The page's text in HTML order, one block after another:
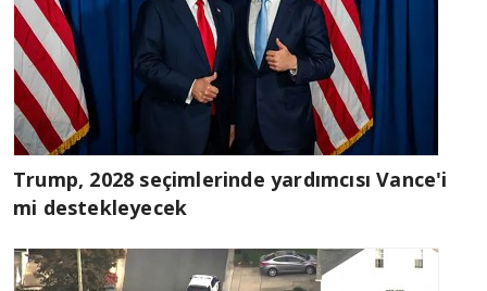
Trump, 2028 seçimlerinde yardımcısı Vance'i
mi destekleyecek